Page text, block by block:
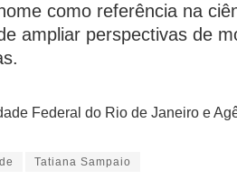
como referência na
ampliar perspectivas de
Federal do Rio de Janeiro e
Tatiana Sampaio